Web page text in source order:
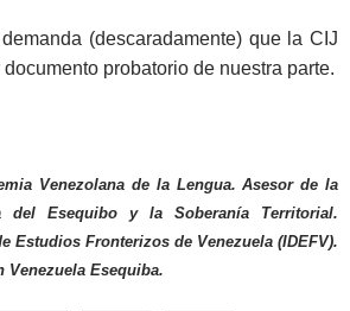
(descaradamente) que la CIJ
probatorio de nuestra parte.
Venezolana de la Lengua. Asesor de la
del Esequibo y la Soberanía Territorial.
Estudios Fronterizos de Venezuela (IDEFV).
Venezuela Esequiba.